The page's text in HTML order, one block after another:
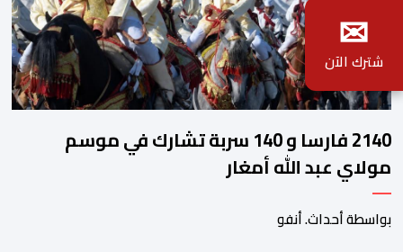
2140 فارسا و 140 سربة تشارك في موسم
مولاي عبد الله أمغار
بواسطة أحداث. أنفو
✉
شترك الآن